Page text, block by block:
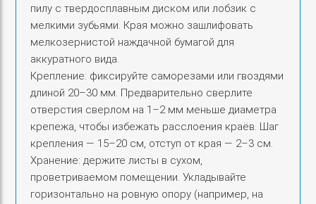
пилу с твердосплавным диском или лобзик с
мелкими зубьями. Края можно зашлифовать
мелкозернистой наждачной бумагой для
аккуратного вида.
Крепление: фиксируйте саморезами или гвоздями
длиной 20–30 мм. Предварительно сверлите
отверстия сверлом на 1–2 мм меньше диаметра
крепежа, чтобы избежать расслоения краёв. Шаг
крепления — 15–20 см, отступ от края — 2–3 см.
Хранение: держите листы в сухом,
проветриваемом помещении. Укладывайте
горизонтально на ровную опору (например, на